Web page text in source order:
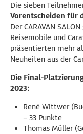
Die sieben
Vorentscheiden für
Der CARAVAN
Reisemobile und
präsentierten mehr
Neuheiten aus der
Die Final-
2023:
René Wittwer
– 33 Punkte
Thomas Müller